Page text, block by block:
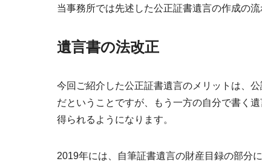
当事務所では先述した公正証書遺言の作成の流
遺言書の法改正
今回ご紹介した公正証書遺言のメリットは、
だということですが、もう一方の自分で書く
得られるようになります。
2019年には、自筆証書遺言の財産目録の部分